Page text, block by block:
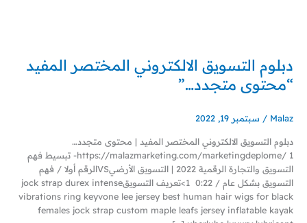
دبلوم التسويق الالكتروني المختصر المفيد
“محتوى متجدد…”
Malaz
/ سبتمبر 19, 2022
دبلوم التسويق الالكتروني المختصر المفيد | محتوى متجدد…
https://malazmarketing.com/marketingdeplome/ 1- تبسيط فهم
التسويق والتجارة الرقمية 2022 | التسويق الأرضيVSالرقم أولا / فهم
التسويق بشكل عام / 0:22 1>تعريف التسويقjock strap durex intense
vibrations ring keyvone lee jersey best human hair wigs for black
females jock strap custom maple leafs jersey inflatable kayak
دبلوم
التسويق
الالكتروني
المفيد
متجدد…”